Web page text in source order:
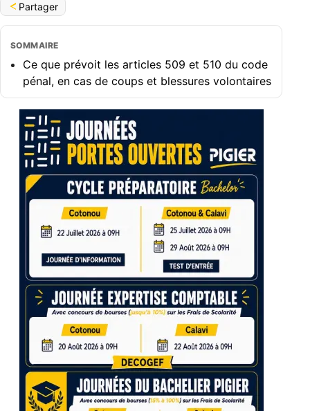
Partager
SOMMAIRE
Ce que prévoit les articles 509 et 510 du code
pénal, en cas de coups et blessures volontaires